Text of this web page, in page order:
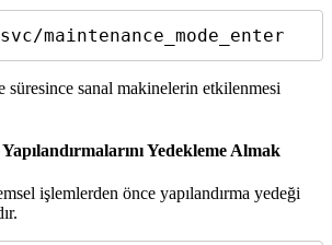
maintenance_mode_enter
süresince sanal makinelerin etkilenmesi
Yedekleme Almak
işlemlerden önce yapılandırma yedeği